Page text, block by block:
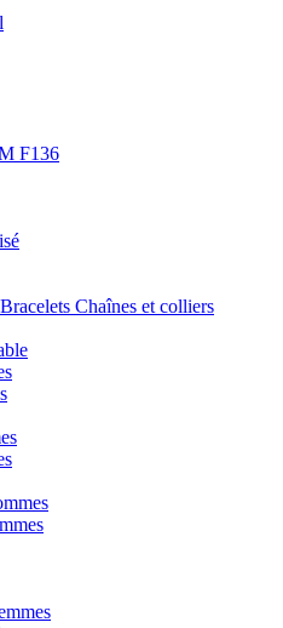
F136
Bracelets Chaînes et colliers